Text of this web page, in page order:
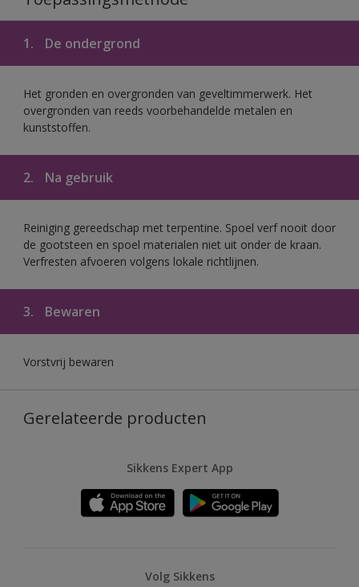
1. De ondergrond
Het gronden en overgronden van geveltimmerwerk. Het
overgronden van reeds voorbehandelde metalen en
kunststoffen.
2. Na gebruik
Reiniging gereedschap met terpentine. Spoel verf nooit door
de gootsteen en spoel materialen niet uit onder de kraan.
Verfresten afvoeren volgens lokale richtlijnen.
3. Bewaren
Vorstvrij bewaren
Gerelateerde producten
Sikkens Expert App
Volg Sikkens